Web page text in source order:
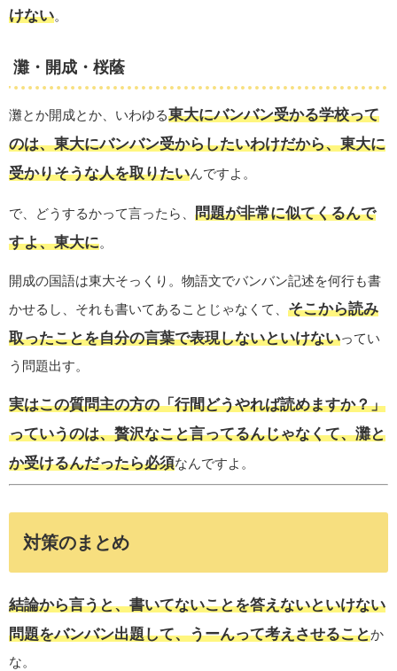
けない。
灘・開成・桜蔭
灘とか開成とか、いわゆる東大にバンバン受かる学校って
のは、東大にバンバン受からしたいわけだから、東大に
受かりそうな人を取りたいんですよ。
で、どうするかって言ったら、 問題が非常に似てくるんで
すよ、東大に。
開成の国語は東大そっくり。物語文でバンバン記述を何行も書
かせるし、それも書いてあることじゃなくて、 そこから読み
取ったことを自分の言葉で表現しないといけないってい
う問題出す。
実はこの質問主の方の「行間どうやれば読めますか？」
っていうのは、贅沢なこと言ってるんじゃなくて、灘と
か受けるんだったら必須なんですよ。
対策のまとめ
結論から言うと、書いてないことを答えないといけない
問題をバンバン出題して、うーんって考えさせることか
な。